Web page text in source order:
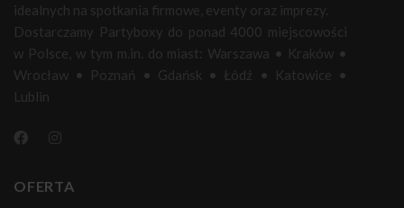
idealnych na spotkania firmowe, eventy oraz imprezy.
Dostarczamy Partyboxy do ponad 4000 miejscowości
w Polsce, w tym m.in. do miast: Warszawa • Kraków •
Wrocław • Poznań • Gdańsk • Łódź • Katowice •
Lublin
OFERTA